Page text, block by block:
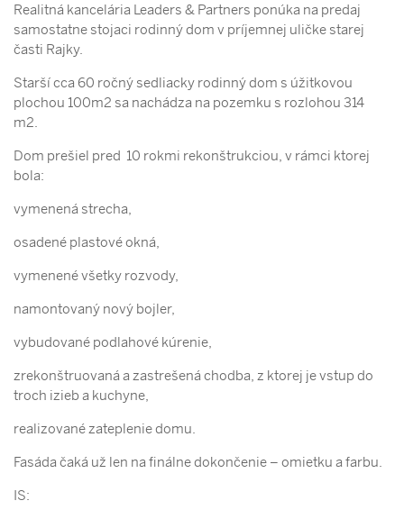
Realitná kancelária Leaders & Partners ponúka na predaj
samostatne stojaci rodinný dom v príjemnej uličke starej
časti Rajky.
Starší cca 60 ročný sedliacky rodinný dom s úžitkovou
plochou 100m2 sa nachádza na pozemku s rozlohou 314
m2.
Dom prešiel pred 10 rokmi rekonštrukciou, v rámci ktorej
bola:
vymenená strecha,
osadené plastové okná,
vymenené všetky rozvody,
namontovaný nový bojler,
vybudované podlahové kúrenie,
zrekonštruovaná a zastrešená chodba, z ktorej je vstup do
troch izieb a kuchyne,
realizované zateplenie domu.
Fasáda čaká už len na finálne dokončenie – omietku a farbu.
IS: